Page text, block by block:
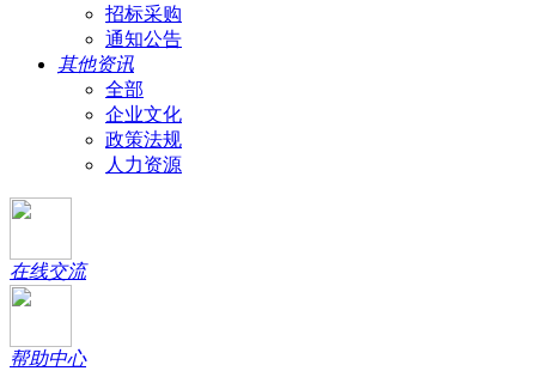
招标采购
通知公告
其他资讯
全部
企业文化
政策法规
人力资源
在线交流
帮助中心